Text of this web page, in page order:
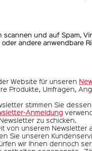
und auf Spam,
andere anwendbare
Website für unseren
Produkte, Umfragen,
stimmen Sie
Anmeldung
zu schicken.
von unserem Newsletter
Sie unseren
wir Ihnen dennoch